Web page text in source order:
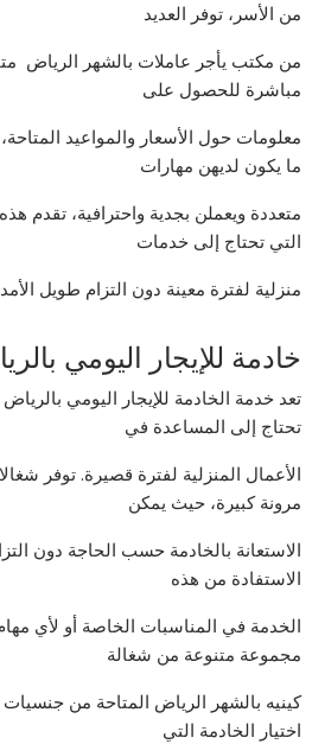
من الأسر، توفر العديد
من مكتب يأجر عاملات بالشهر الرياض
مباشرة للحصول على
معلومات حول الأسعار والمواعيد
ما يكون لديهن مهارات
متعددة ويعملن بجدية واحترافية، تقدم
التي تحتاج إلى خدمات
منزلية لفترة معينة دون التزام طويل
خادمة للإيجار اليومي
تعد خدمة الخادمة للإيجار اليومي بالرياض
تحتاج إلى المساعدة في
الأعمال المنزلية لفترة قصيرة. توفر
مرونة كبيرة، حيث يمكن
الاستعانة بالخادمة حسب الحاجة دون
الاستفادة من هذه
الخدمة في المناسبات الخاصة أو لأي
مجموعة متنوعة من شغالة
كينيه بالشهر الرياض المتاحة من جنسيات
اختيار الخادمة التي